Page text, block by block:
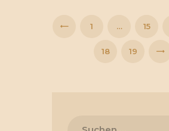
Beiträge
PAGE
1 … PAGE
15
PAGE
18 PAGE
19